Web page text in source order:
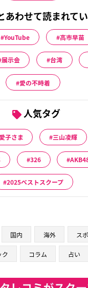
あわせて読まれて
YouTube 高市早苗
展示会 台湾
愛の不時着
人気タグ
子さま 三山凌輝
326
2025ベストスクープ
国内 海外 ス
ク コラム 占い